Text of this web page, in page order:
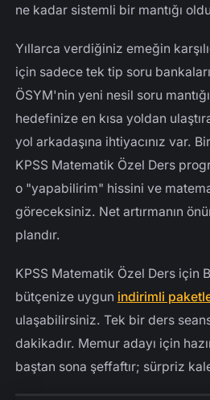
ne kadar sistemli bir mantığı
Yıllarca verdiğiniz emeğin
için sadece tek tip soru
ÖSYM'nin yeni nesil soru
hedefinize en kısa yoldan
yol arkadaşına ihtiyacınız var.
KPSS Matematik Özel Ders
o "yapabilirim" hissini ve
göreceksiniz. Net artırmanın
plandır.
KPSS Matematik Özel Ders için
bütçenize uygun indirimli
ulaşabilirsiniz. Tek bir ders
dakikadır. Memur adayı için
baştan sona şeffaftır; sürpriz